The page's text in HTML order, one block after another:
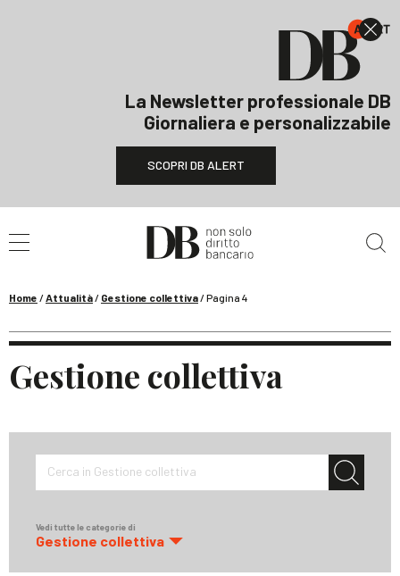
La Newsletter professionale DB
Giornaliera e personalizzabile
SCOPRI DB ALERT
Home /Attualità/ Gestione collettiva/Pagina 4
Gestione collettiva
Cerca in Gestione collettiva
Vedi tutte le categorie di
Gestione collettiva